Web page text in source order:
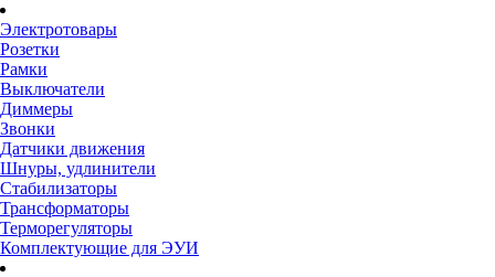
Электротовары
Розетки
Рамки
Выключатели
Диммеры
Звонки
Датчики движения
Шнуры, удлинители
Стабилизаторы
Трансформаторы
Терморегуляторы
Комплектующие для ЭУИ